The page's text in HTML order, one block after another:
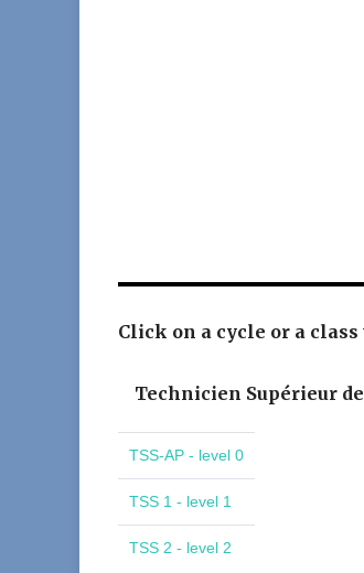
Click on a cycle or a
Technicien Supérieur
TSS-AP - level 0
TSS 1 - level 1
TSS 2 - level 2